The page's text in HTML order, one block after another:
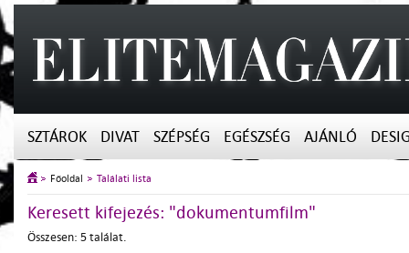
SZTÁROK DIVAT SZÉPSÉG EGÉSZSÉG AJÁNLÓ
Főoldal Találati lista
Keresett kifejezés: "dokumentumfilm"
Összesen: 5 találat.